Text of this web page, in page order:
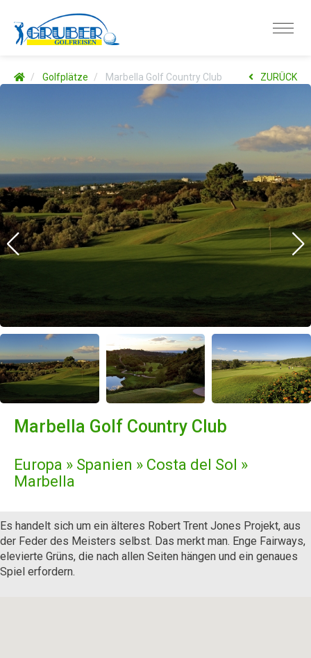
Golfplätze Marbella Golf Country Club ZURÜCK
Marbella Golf Country Club
Europa » Spanien » Costa del Sol »
Marbella
Es handelt sich um ein älteres Robert Trent Jones Projekt, aus
der Feder des Meisters selbst. Das merkt man. Enge Fairways,
elevierte Grüns, die nach allen Seiten hängen und ein genaues
Spiel erfordern.